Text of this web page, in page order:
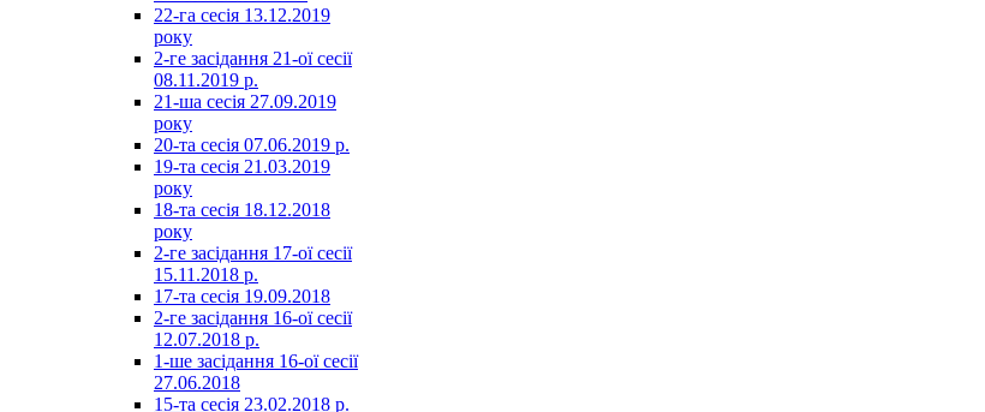
22-га сесія 13.12.2019
року
2-ге засідання 21-ої сесії
08.11.2019 р.
21-ша сесія 27.09.2019
року
20-та сесія 07.06.2019 р.
19-та сесія 21.03.2019
року
18-та сесія 18.12.2018
року
2-ге засідання 17-ої сесії
15.11.2018 р.
17-та сесія 19.09.2018
2-ге засідання 16-ої сесії
12.07.2018 р.
1-ше засідання 16-ої сесії
27.06.2018
15-та сесія 23.02.2018 р.